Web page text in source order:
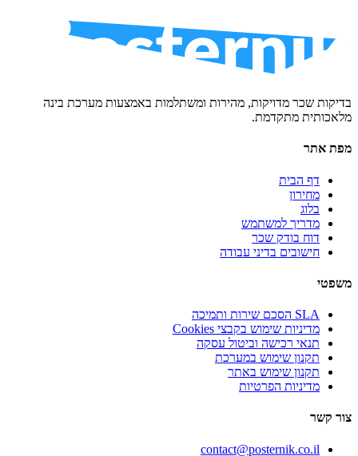
בדיקות שכר מדויקות, מהירות ומשתלמות באמצעות מערכת בינה
מלאכותית מתקדמת.
מפת אתר
דף הבית
מחירון
בלוג
מדריך למשתמש
דוח בודק שכר
חישובים בדיני עבודה
משפטי
SLA הסכם שירות ותמיכה
מדיניות שימוש בקבצי Cookies
תנאי רכישה וביטול עסקה
תקנון שימוש במערכת
תקנון שימוש באתר
מדיניות הפרטיות
צור קשר
contact@posternik.co.il